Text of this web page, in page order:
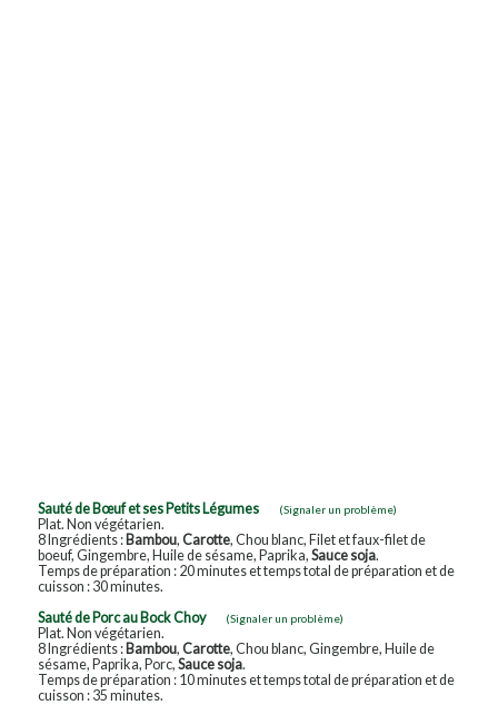
Sauté de Bœuf et ses Petits Légumes (Signaler un problème)
Plat. Non végétarien.
8 Ingrédients : Bambou, Carotte, Chou blanc, Filet et faux-filet de
boeuf, Gingembre, Huile de sésame, Paprika, Sauce soja.
Temps de préparation : 20 minutes et temps total de préparation et de
cuisson : 30 minutes.
Sauté de Porc au Bock Choy
(Signaler un problème)
Plat. Non végétarien.
8 Ingrédients : Bambou, Carotte, Chou blanc, Gingembre, Huile de
sésame, Paprika, Porc, Sauce soja.
Temps de préparation : 10 minutes et temps total de préparation et de
cuisson : 35 minutes.